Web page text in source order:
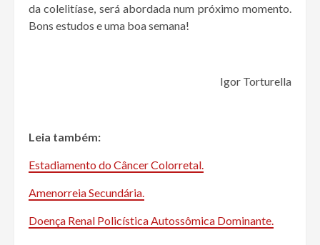
da colelitíase, será abordada num próximo momento.
Bons estudos e uma boa semana!
Igor Torturella
Leia também:
Estadiamento do Câncer Colorretal.
Amenorreia Secundária.
Doença Renal Policística Autossômica Dominante.